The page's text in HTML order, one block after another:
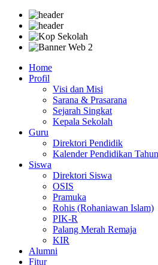
Home
Profil
Visi dan Misi
Sarana & Prasarana
Sejarah Singkat
Kepala Sekolah
Guru
Direktori Pendidik
Kalender Pendidikan
Siswa
Direktori Siswa
OSIS
Pramuka
Rohis (Rohaniawan Islam)
PIK-R
Palang Merah Remaja
KIR
Alumni
Fitur